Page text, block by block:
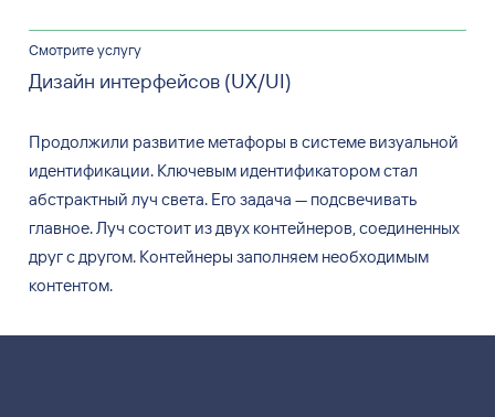
Смотрите услугу
Дизайн интерфейсов (UX/UI)
Продолжили развитие метафоры в системе визуальной
идентификации. Ключевым идентификатором стал
абстрактный луч света. Его задача —подсвечивать
главное. Луч состоит издвух контейнеров, соединенных
друг сдругом. Контейнеры заполняем необходимым
контентом.